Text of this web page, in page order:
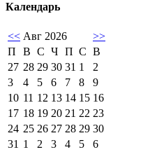
Календарь
<< Авг 2026
>>
П
В С Ч П С В
27 28 29 30 31 1
2
3
4 5 6 7 8
9
10 11 12 13 14 15 16
17 18 19 20 21 22 23
24 25 26 27 28 29 30
31 1 2 3 4 5 6